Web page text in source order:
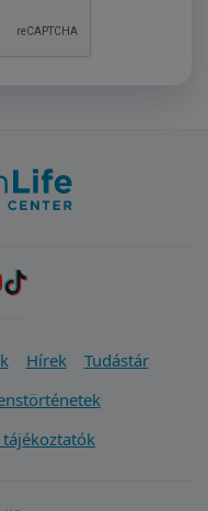
Hírek
Tudástár